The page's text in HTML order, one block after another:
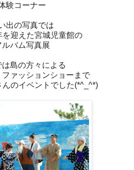
験コーナー
出の写真では
を迎えた宮城児童館の
ルバム写真展
島の方々による
ファッションショーまで
んのイベントでした(*^_^*)